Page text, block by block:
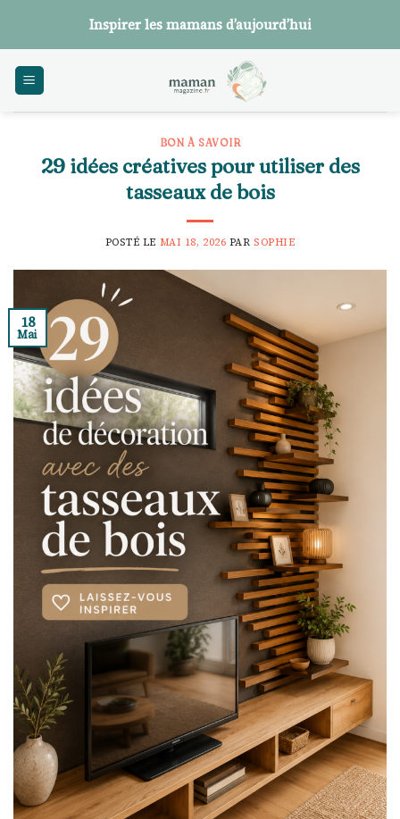
content
Inspirer les mamans d’aujourd’hui
BON À SAVOIR
29 idées créatives pour utiliser des
tasseaux de bois
POSTÉ LE MAI 18, 2026 PARSOPHIE
18
Mai